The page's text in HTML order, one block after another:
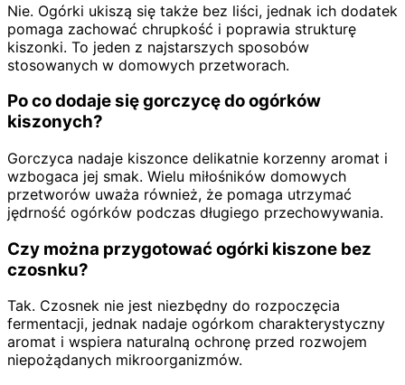
Nie. Ogórki ukiszą się także bez liści, jednak ich dodatek
pomaga zachować chrupkość i poprawia strukturę
kiszonki. To jeden z najstarszych sposobów
stosowanych w domowych przetworach.
Po co dodaje się gorczycę do ogórków
kiszonych?
Gorczyca nadaje kiszonce delikatnie korzenny aromat i
wzbogaca jej smak. Wielu miłośników domowych
przetworów uważa również, że pomaga utrzymać
jędrność ogórków podczas długiego przechowywania.
Czy można przygotować ogórki kiszone bez
czosnku?
Tak. Czosnek nie jest niezbędny do rozpoczęcia
fermentacji, jednak nadaje ogórkom charakterystyczny
aromat i wspiera naturalną ochronę przed rozwojem
niepożądanych mikroorganizmów.